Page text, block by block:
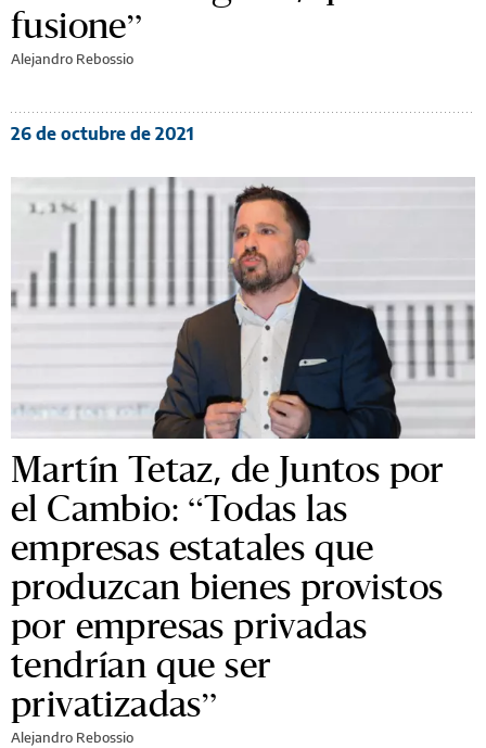
fusione”
Alejandro Rebossio
26 de octubre de 2021
Martín Tetaz, de Juntos por
el Cambio: “Todas las
empresas estatales que
produzcan bienes provistos
por empresas privadas
tendrían que ser
privatizadas”
Alejandro Rebossio